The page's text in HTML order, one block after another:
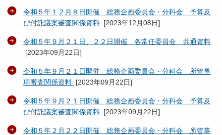
令和５年１２月８日開催 総務企画委員会・分科会 予算及
び付託議案審査関係資料 [2023年12月08日]
令和５年９月２１日、２２日開催 各常任委員会 共通資料
[2023年09月22日]
令和５年９月２１日開催 総務企画委員会・分科会 所管事
項審査関係資料 [2023年09月22日]
令和５年９月２１日開催 総務企画委員会・分科会 予算及
び付託議案審査関係資料 [2023年09月22日]
令和５年２月２２日開催 総務企画委員会・分科会 所管事